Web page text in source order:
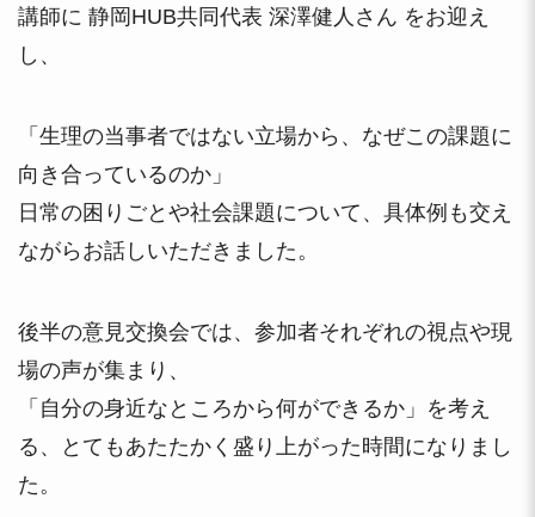
講師に 静岡HUB共同代表 深澤健人さん をお迎え
し、
「生理の当事者ではない立場から、なぜこの課題に
向き合っているのか」
日常の困りごとや社会課題について、具体例も交え
ながらお話しいただきました。
後半の意見交換会では、参加者それぞれの視点や現
場の声が集まり、
「自分の身近なところから何ができるか」を考え
る、とてもあたたかく盛り上がった時間になりまし
た。